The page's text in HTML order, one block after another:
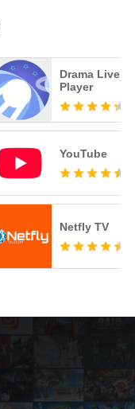
Drama Live |
Player
YouTube
Netfly TV